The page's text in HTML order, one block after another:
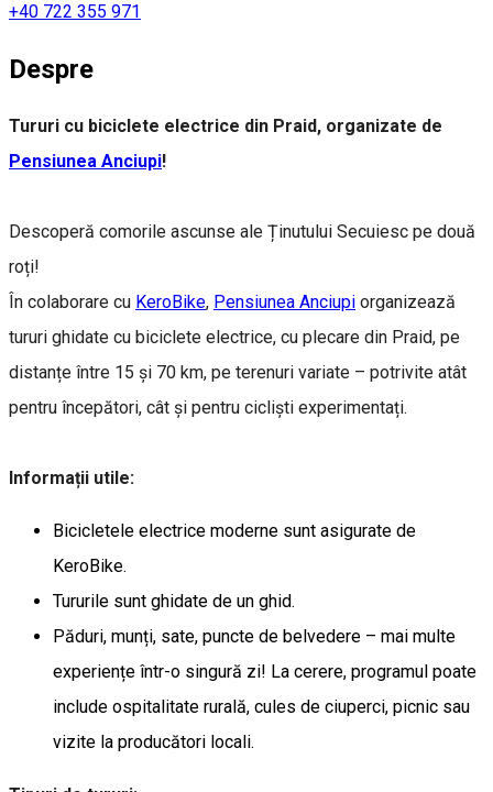
+40 722 355 971
Despre
Tururi cu biciclete electrice din Praid, organizate de
Pensiunea Anciupi!
Descoperă comorile ascunse ale Ținutului Secuiesc pe două
roți!
În colaborare cu KeroBike, Pensiunea Anciupi organizează
tururi ghidate cu biciclete electrice, cu plecare din Praid, pe
distanțe între 15 și 70 km, pe terenuri variate – potrivite atât
pentru începători, cât și pentru cicliști experimentați.
Informații utile:
Bicicletele electrice moderne sunt asigurate de
KeroBike.
Tururile sunt ghidate de un ghid.
Păduri, munți, sate, puncte de belvedere – mai multe
experiențe într-o singură zi! La cerere, programul poate
include ospitalitate rurală, cules de ciuperci, picnic sau
vizite la producători locali.